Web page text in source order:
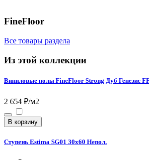
FineFloor
Все товары раздела
Из этой коллекции
Виниловые полы FineFloor Strong Дуб Генезис
2 654 ₽/м2
В корзину
Ступень Estima SG01 30x60 Непол.